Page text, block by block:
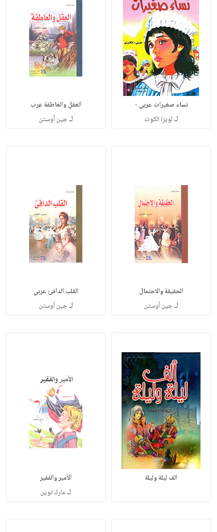
نساء صغيرات عربي -
لـ لويزا الكوت
العقل والعاطفة عرب
لـجين أوستن
الحقيقة والاحتمال
لـجين أوستن
القلب الدافئ عربي
لـجين أوستن
الف ليلة وليلة الأمير والفقير
لـ مارك توين